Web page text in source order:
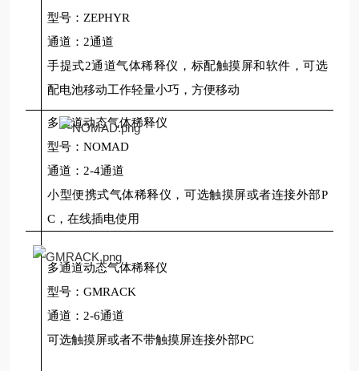
型号：ZEPHYR
通道：2通道
手提式2通道气体稀释仪，标配触摸屏和软件，可选
配电池移动工作轻量小巧，方便移动
多通道动态气体稀释仪
型号：NOMAD
通道：2-4通道
小型便携式气体稀释仪，可选触摸屏或者连接外部P
C，在线插电使用
多通道动态气体稀释仪
型号：GMRACK
通道：2-6通道
可选触摸屏或者不带触摸屏连接外部PC